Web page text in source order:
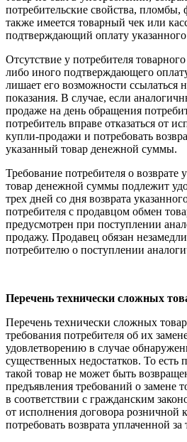
потребительские свойства,
также имеется товарный чек или
подтверждающий оплату указанного
Отсутствие у потребителя
либо иного подтверждающего
лишает его возможности ссылаться
показания. В случае, если
продаже на день обращения
потребитель вправе отказаться от
купли-продажи и потребовать
указанный товар денежной суммы.
Требование потребителя о возврате
товар денежной суммы подлежит
трех дней со дня возврата
потребителя с продавцом обмен
предусмотрен при поступлении
продажу. Продавец обязан
потребителю о поступлении
Перечень технически сложных
Перечень технически сложных
требования потребителя об их
удовлетворению в случае
существенных недостатков. То
такой товар не может быть
предъявления требований о замене
в соответствии с гражданским
от исполнения договора
потребовать возврата уплаченной